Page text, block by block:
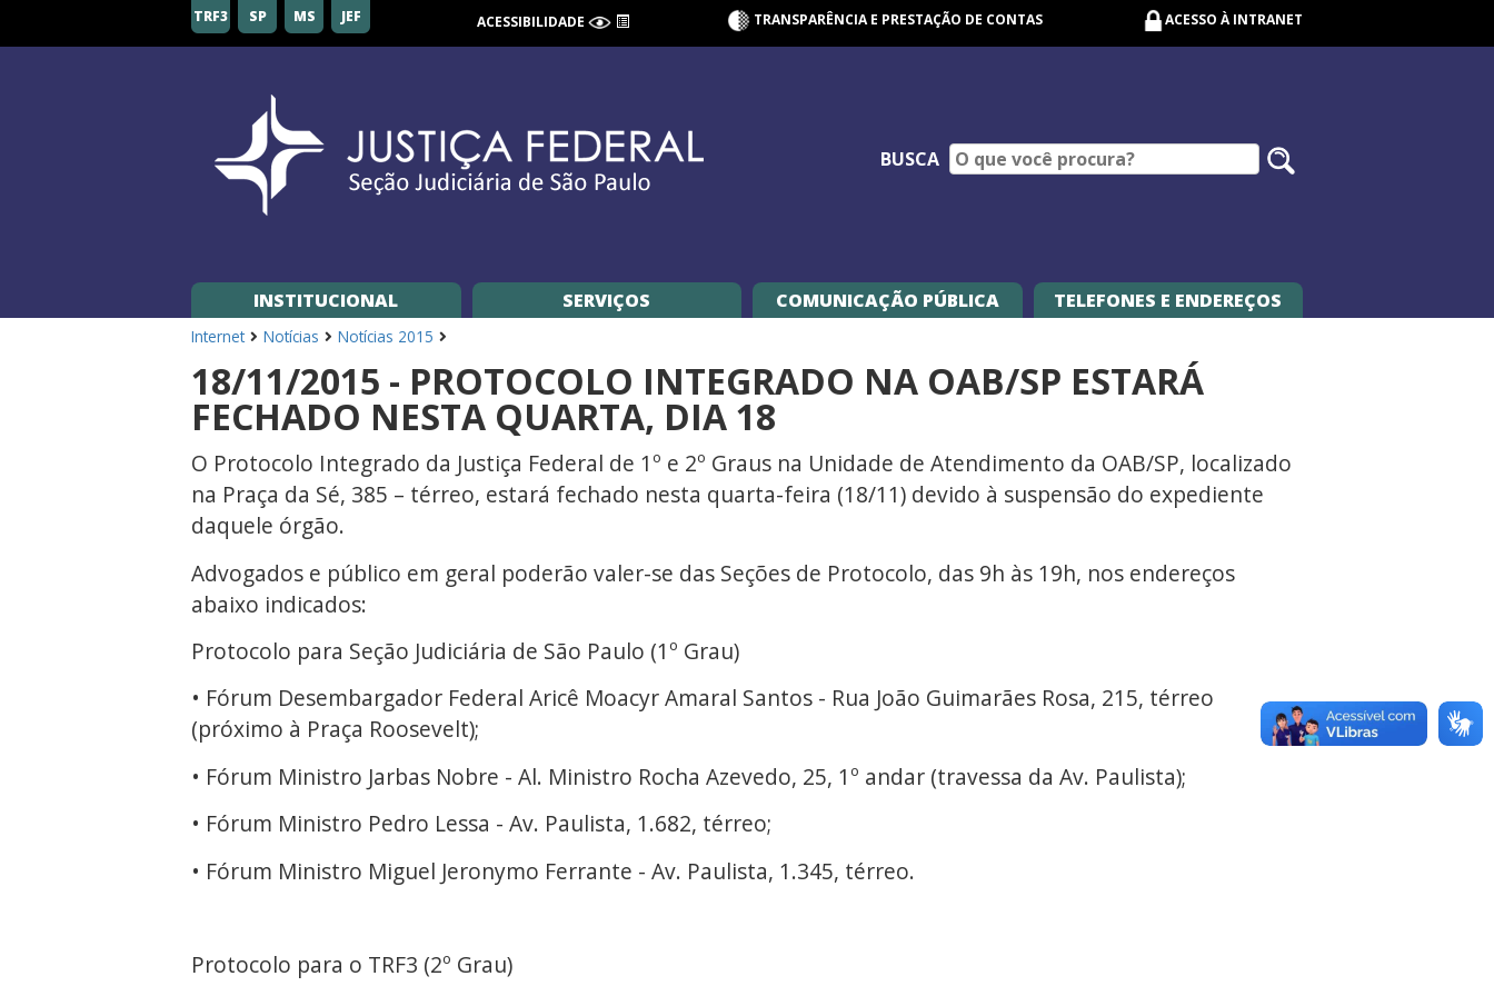
de
TRF3 SP MS JEF ACESSIBILIDADE TRANSPARÊNCIA E PRESTAÇÃO DE CONTAS ACESSO À INTRANET
BUSCA
INSTITUCIONAL SERVIÇOS COMUNICAÇÃO PÚBLICA TELEFONES E ENDEREÇOS
Internet Notícias Notícias 2015
18/11/2015 - PROTOCOLO INTEGRADO NA OAB/SP ESTARÁ
FECHADO NESTA QUARTA, DIA 18
O Protocolo Integrado da Justiça Federal de 1º e 2º Graus na Unidade de Atendimento da OAB/SP, localizado
na Praça da Sé, 385 – térreo, estará fechado nesta quarta-feira (18/11) devido à suspensão do expediente
daquele órgão.
Advogados e público em geral poderão valer-se das Seções de Protocolo, das 9h às 19h, nos endereços
abaixo indicados:
Protocolo para Seção Judiciária de São Paulo (1º Grau)
• Fórum Desembargador Federal Aricê Moacyr Amaral Santos - Rua João Guimarães Rosa, 215, térreo
(próximo à Praça Roosevelt);
• Fórum Ministro Jarbas Nobre - Al. Ministro Rocha Azevedo, 25, 1º andar (travessa da Av. Paulista);
• Fórum Ministro Pedro Lessa - Av. Paulista, 1.682, térreo;
• Fórum Ministro Miguel Jeronymo Ferrante - Av. Paulista, 1.345, térreo.
Protocolo para o TRF3 (2º Grau)